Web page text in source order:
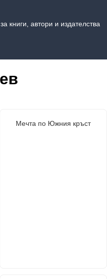
книги, автори и издателства
Мечта по Южния кръст